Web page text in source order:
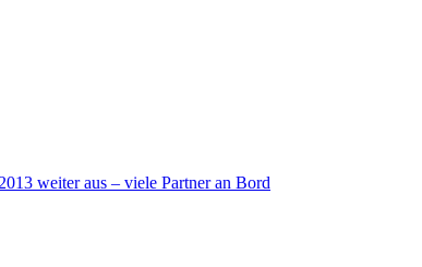
weiter aus – viele Partner an Bord